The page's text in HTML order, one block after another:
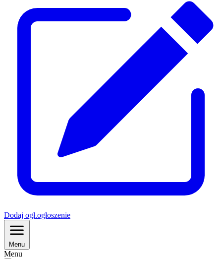
Dodaj ogł.ogłoszenie
Menu
Menu